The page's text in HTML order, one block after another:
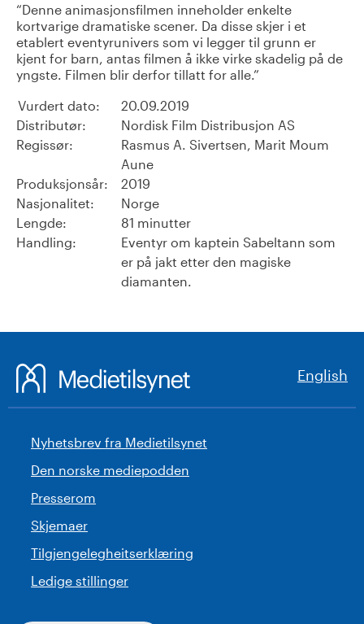
Denne animasjonsfilmen inneholder enkelte
kortvarige dramatiske scener. Da disse skjer i et
etablert eventyrunivers som vi legger til grunn er
kjent for barn, antas filmen å ikke virke skadelig på de
yngste. Filmen blir derfor tillatt for alle.
Vurdert dato:
20.09.2019
Distributør:
Nordisk Film Distribusjon AS
Regissør:
Rasmus A. Sivertsen, Marit Moum
Aune
Produksjonsår:
2019
Nasjonalitet:
Norge
Lengde:
81 minutter
Handling:
Eventyr om kaptein Sabeltann som
er på jakt etter den magiske
diamanten.
English
Nyhetsbrev fra Medietilsynet
Den norske mediepodden
Presserom
Skjemaer
Tilgjengelegheitserklæring
Ledige stillinger